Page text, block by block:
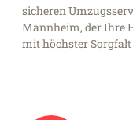
sicheren
Mannheim, der Ihre
mit höchster